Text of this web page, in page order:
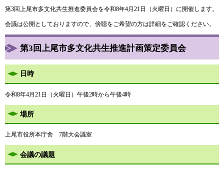
第3回上尾市多文化共生推進委員会を令和8年4月21日（火曜日）に開催します。
会議は公開としておりますので、傍聴をご希望の方は詳細をご確認ください。
第3回上尾市多文化共生推進計画策定委員会
日時
令和8年4月21日（火曜日）午後2時から午後4時
場所
上尾市役所本庁舎 7階大会議室
会議の議題